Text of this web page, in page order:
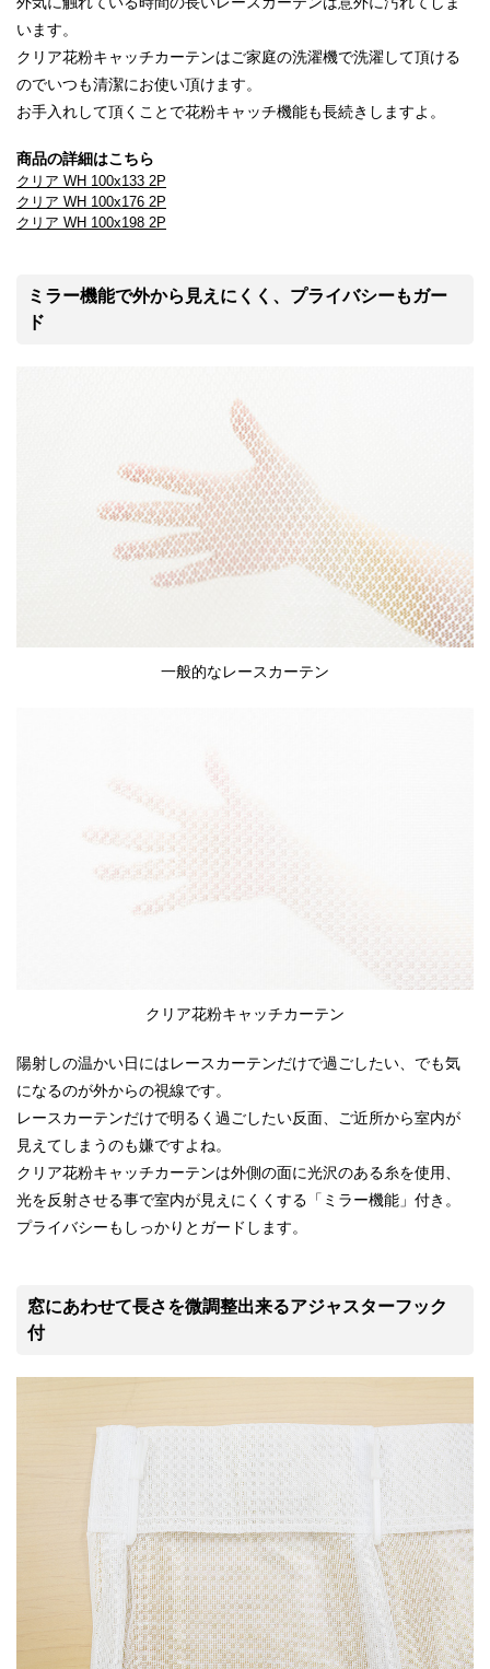
います。
クリア花粉キャッチカーテンはご家庭の洗濯機で洗濯して頂ける
のでいつも清潔にお使い頂けます。
お手入れして頂くことで花粉キャッチ機能も長続きしますよ。
商品の詳細はこちら
クリア WH 100x133 2P
クリア WH 100x176 2P
クリア WH 100x198 2P
ミラー機能で外から見えにくく、プライバシーもガー
ド
一般的なレースカーテン
クリア花粉キャッチカーテン
陽射しの温かい日にはレースカーテンだけで過ごしたい、でも気
になるのが外からの視線です。
レースカーテンだけで明るく過ごしたい反面、ご近所から室内が
見えてしまうのも嫌ですよね。
クリア花粉キャッチカーテンは外側の面に光沢のある糸を使用、
光を反射させる事で室内が見えにくくする「ミラー機能」付き。
プライバシーもしっかりとガードします。
窓にあわせて長さを微調整出来るアジャスターフック
付